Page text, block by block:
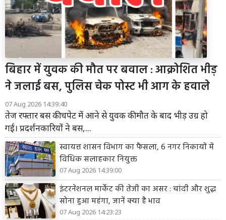
बिहार में युवक की मौत पर बवाल : आक्रोशित भीड़
ने जलाई बस, पुलिस चेक पोस्ट भी आग के हवाले
07 Aug 2026 14:39:40
तेज रफ्तार बस की चपेट में आने से युवक की मौत के बाद भीड़ उग्र हो
गई। प्रदर्शनकारियों ने बस,...
स्वायत्त शासन विभाग का फैसला, 6 नगर निकायों में
विधिक सलाहकार नियुक्त
07 Aug 2026 14:39:00
इंटरनेशनल मार्केट की तेजी का असर : चांदी और शुद्ध
सोना हुआ महंगा, जानें क्या है भाव
07 Aug 2026 14:23:23